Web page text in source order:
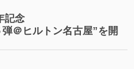
記念
＠ヒルトン名古屋”を開